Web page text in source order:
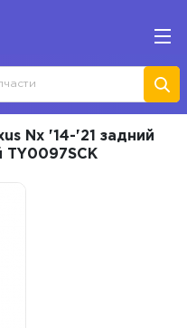
Nx '14-'21 задний
TY0097SCK